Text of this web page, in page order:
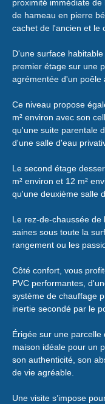
proximité immédiate
de hameau en pierre
cachet de l'ancien et le
D'une surface
premier étage sur une
agrémentée d'un poêle
Ce niveau propose
m² environ avec son
qu'une suite parentale
d'une salle d'eau
Le second étage
m² environ et 12 m²
qu'une deuxième salle
Le rez-de-chaussée de
saines sous toute la
rangement ou les
Côté confort, vous
PVC performantes,
système de chauffage
inertie secondé par le
Érigée sur une parcelle
maison idéale pour un
son authenticité, son
de vie agréable.
Une visite s’impose